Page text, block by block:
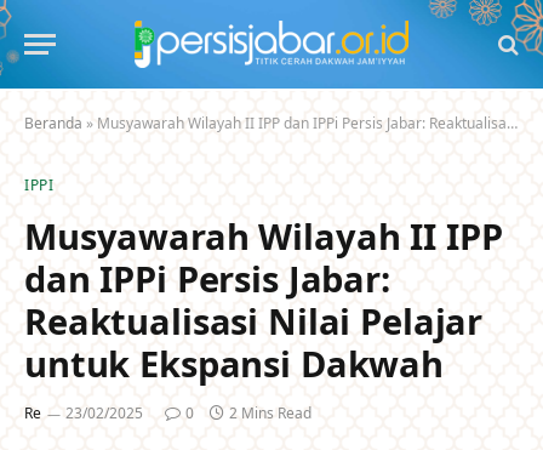
Beranda » Musyawarah Wilayah II IPP dan IPPi Persis Jabar: Reaktualisasi Nilai Pelajar untuk Ekspansi Dakwah
IPPI
Musyawarah Wilayah II IPP
dan IPPi Persis Jabar:
Reaktualisasi Nilai Pelajar
untuk Ekspansi Dakwah
Re 23/02/2025 0 2 Mins Read